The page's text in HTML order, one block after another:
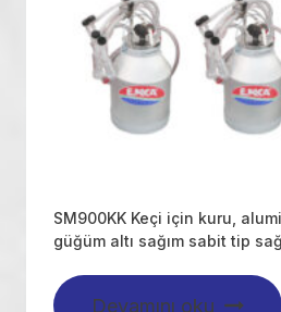
SM900KK Keçi için kuru,
güğüm altı sağım sabit tip
Devamını oku